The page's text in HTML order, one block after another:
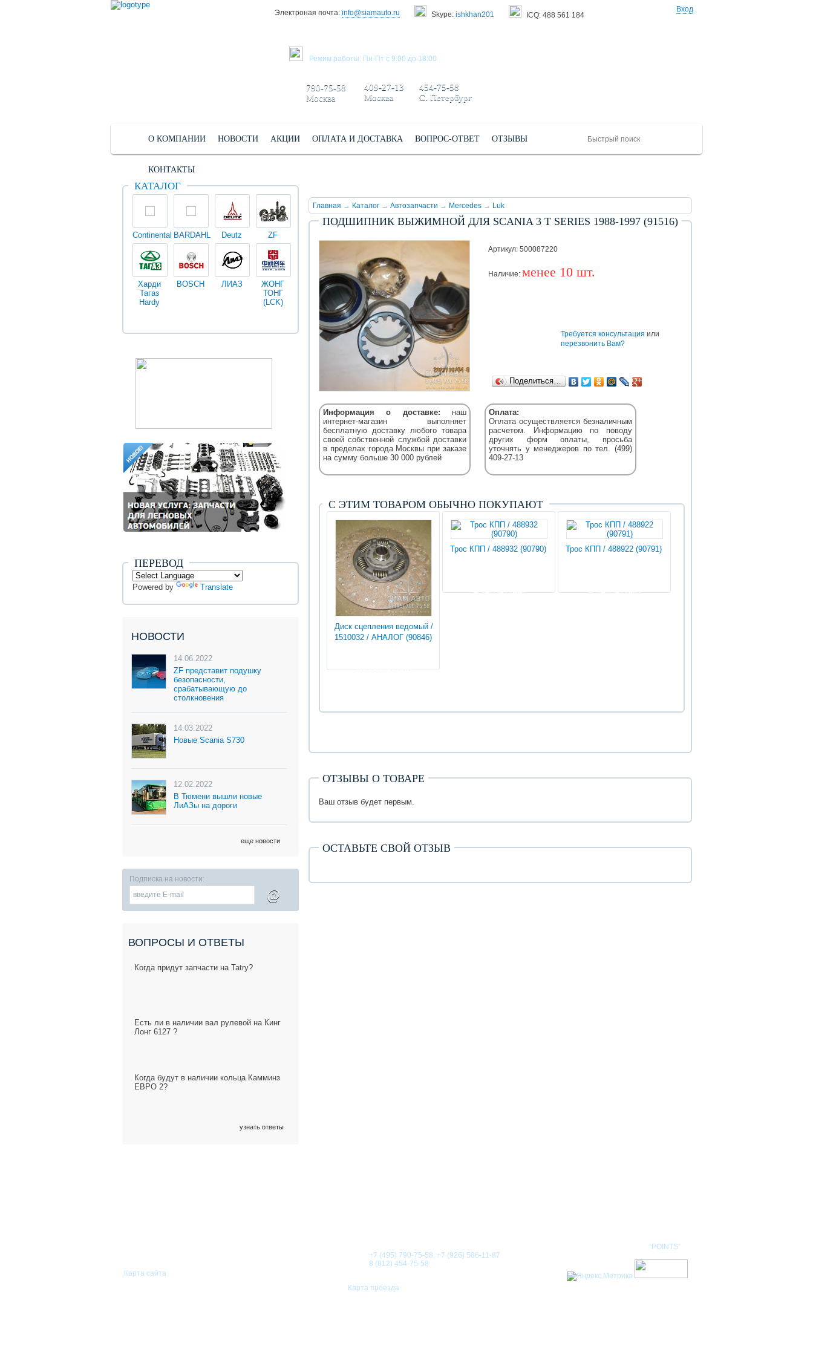
Электроная почта: info@siamauto.ru Skype: ishkhan201 ICQ: 488 561 184
Вход
Режим работы: Пн-Пт с 9:00 до 18:00
790-75-58
Москва
409-27-13
Москва
454-75-58
С. Петербург
О КОМПАНИИ НОВОСТИ АКЦИИ ОПЛАТА И ДОСТАВКА ВОПРОС-ОТВЕТ ОТЗЫВЫ
КОНТАКТЫ
Главная → Каталог → Автозапчасти → Mercedes → Luk
ПОДШИПНИК ВЫЖИМНОЙ ДЛЯ SCANIA 3 T SERIES 1988-1997 (91516)
Артикул: 500087220
Наличие: менее 10 шт.
Поделиться…
Требуется консультация или
перезвонить Вам?
Информация о доставке: наш
интернет-магазин выполняет
бесплатную доставку любого товара
своей собственной службой доставки
в пределах города Москвы при заказе
на сумму больше 30 000 рублей
Оплата:
Оплата осуществляется безналичным
расчетом. Информацию по поводу
других форм оплаты, просьба
уточнять у менеджеров по тел. (499)
409-27-13
С ЭТИМ ТОВАРОМ ОБЫЧНО ПОКУПАЮТ
Диск сцепления ведомый /
1510032 / АНАЛОГ (90846)
10 134.00 руб
Трос КПП / 488932 (90790)
6 750.00 руб
Трос КПП / 488922 (90791)
6 750.00 руб
ОТЗЫВЫ О ТОВАРЕ
Ваш отзыв будет первым.
ОСТАВЬТЕ СВОЙ ОТЗЫВ
КАТАЛОГ
Continental BARDAHL Deutz ZF
Харди
Тагаз
Hardy
BOSCH ЛИАЗ
ЖОНГ
ТОНГ
(LCK)
Iveco Икарус
Фильтры
Fleetguard
(KLQ)
MAN
ПЕРЕВОД
Powered by Translate
НОВОСТИ
14.06.2022
ZF представит подушку
безопасности,
срабатывающую до
столкновения
14.03.2022
Новые Scania S730
12.02.2022
В Тюмени вышли новые
ЛиАЗы на дороги
еще новости
Подписка на новости:
@
ВОПРОСЫ И ОТВЕТЫ
Когда придут запчасти на Tatry?
Есть ли в наличии вал рулевой на Кинг
Лонг 6127 ?
Когда будут в наличии кольца Камминз
ЕВРО 2?
узнать ответы
Карта сайта
+7 (495) 790-75-58, +7 (926) 586-11-87
8 (812) 454-75-58
Карта проезда
“POINTS”